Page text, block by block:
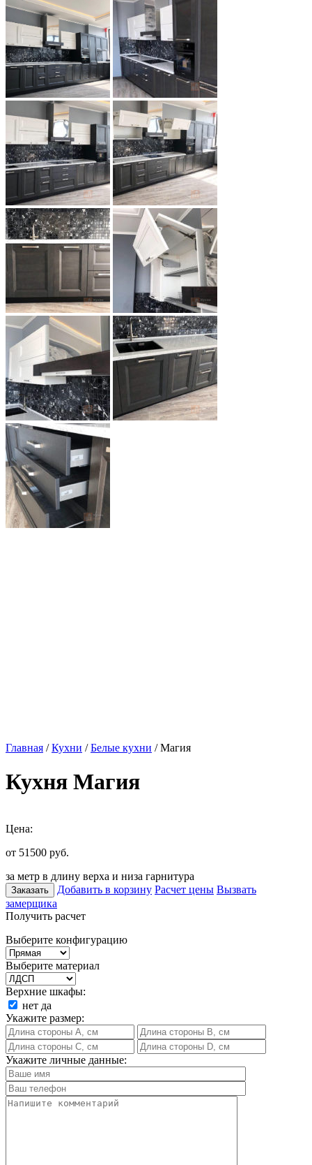
Главная /Кухни /Белые кухни / Магия
Кухня Магия
Цена:
от 51500 руб.
за метр в длину верха и низа гарнитура
Заказать Добавить в корзину Расчет цены Вызвать
замерщика
Получить расчет
Выберите конфигурацию
Выберите материал
Верхние шкафы:
нет да
Укажите размер:
Укажите личные данные: